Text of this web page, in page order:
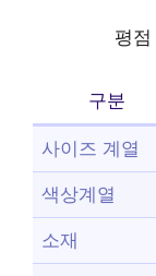
평
구분
사이즈 계열
색상계열
소재